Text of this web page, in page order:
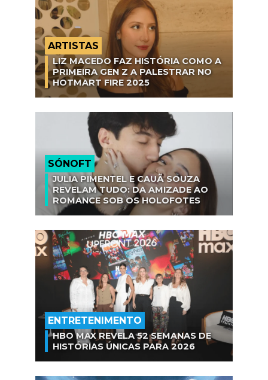
ARTISTAS
LIZ MACEDO FAZ HISTÓRIA COMO A
PRIMEIRA GEN Z A PALESTRAR NO
HOTMART FIRE 2025
SÓNOFT
JULIA PIMENTEL E CAUÃ SOUZA
REVELAM TUDO: DA AMIZADE AO
ROMANCE SOB OS HOLOFOTES
ENTRETENIMENTO
HBO MAX REVELA 52 SEMANAS DE
HISTÓRIAS ÚNICAS PARA 2026